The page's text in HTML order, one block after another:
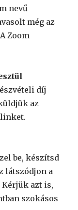
nevű
még az
Zoom
díj
az
be, készítsd
látszódjon a
azt is,
szokásos